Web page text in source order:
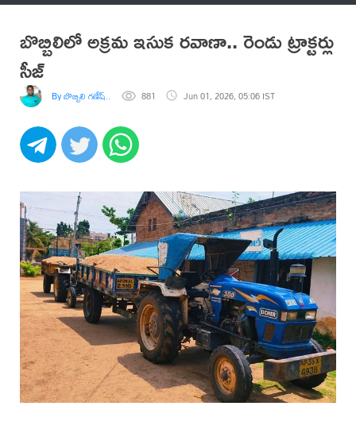
బొబ్బిలిలో అక్రమ ఇసుక రవాణా.. రెండు ట్రాక్టర్లు
సీజ్
By బొబ్బిలి గణేష్.. 881 Jun 01, 2026, 05:06 IST